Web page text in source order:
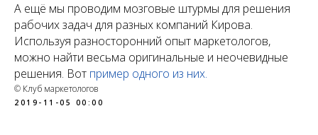
А ещё мы проводим мозговые штурмы для решения
рабочих задач для разных компаний Кирова.
Используя разносторонний опыт маркетологов,
можно найти весьма оригинальные и неочевидные
решения. Вот пример одного из них.
© Клуб маркетологов
2019-11-05 00:00